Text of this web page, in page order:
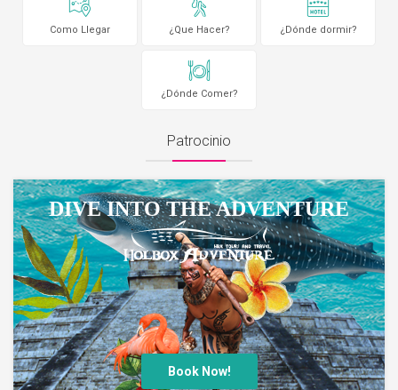
Como Llegar ¿Que Hacer? ¿Dónde dormir?
¿Dónde Comer?
Patrocinio
DIVE INTO THE ADVENTURE
Book Now!